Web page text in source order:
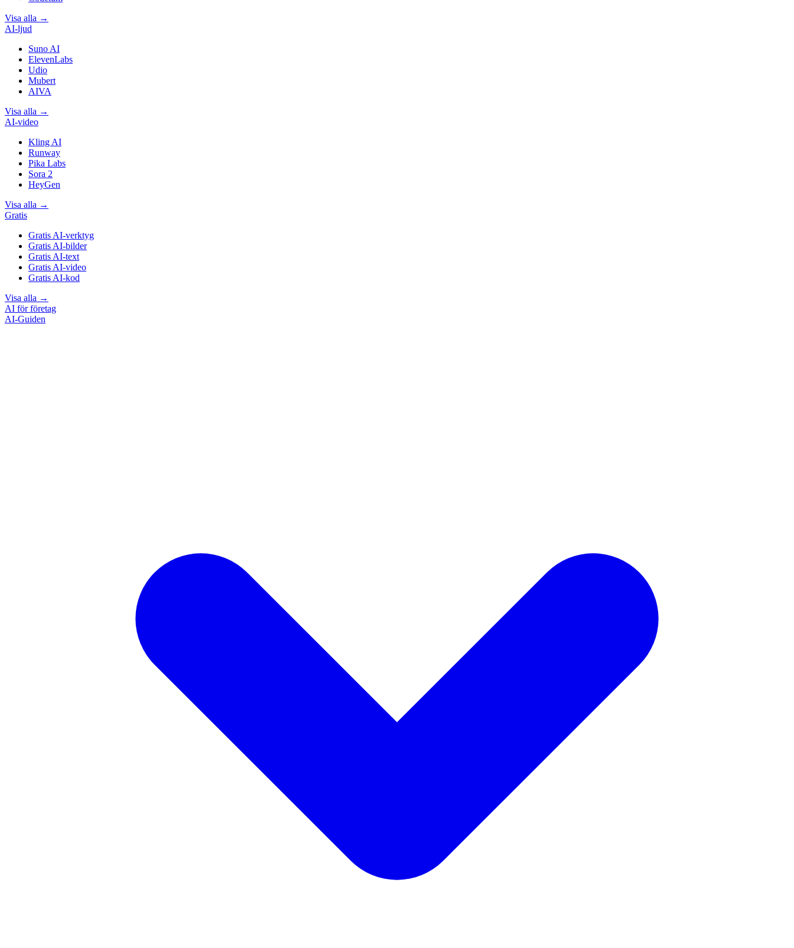
Visa alla →
AI-ljud
Suno AI
ElevenLabs
Udio
Mubert
AIVA
Visa alla →
AI-video
Kling AI
Runway
Pika Labs
Sora 2
HeyGen
Visa alla →
Gratis
Gratis AI-verktyg
Gratis AI-bilder
Gratis AI-text
Gratis AI-video
Gratis AI-kod
Visa alla →
AI för företag
AI-Guiden